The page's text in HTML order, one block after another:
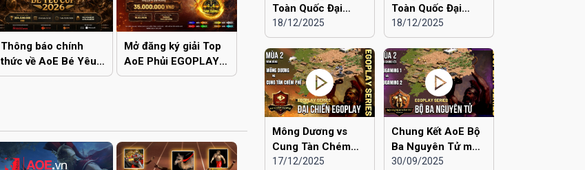
Thông báo chính
thức về AoE Bé Yêu
Cup 2026
Mở đăng ký giải Top
AoE Phủi EGOPLAY -
4vs4 Cân bằng
Toàn Quốc Đại
Chiến EGOPLAY
mùa 2 | Liên Quân
Hà Nội vs Hà Đông
18/12/2025
Toàn Quốc Đại
Chiến EGOPLAY
mùa 2 | Liên Quân
Hà Nội vs Hải
Dương
18/12/2025
Mông Dương vs
Cung Tàn Chém
Phế | Vòng Bảng
17/12/2025
Chung Kết AoE Bộ
Ba Nguyên Tử mùa
2 | Viu 2 vs Viu 1
30/09/2025